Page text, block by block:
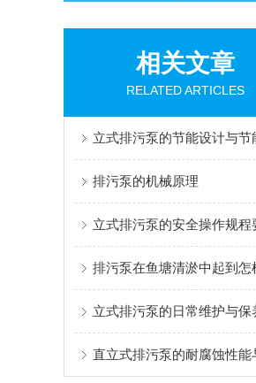
相关文章
RELATED ARTICLES
排污泵的机械原理